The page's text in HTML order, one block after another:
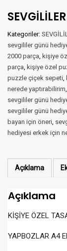
Kategoriler:
sevgililer günü
2000 parça, kişiye
parça, kişiye özel
puzzle çiçek sepeti,
nerede yaptırabilirim,
sevgililer günü
sevgililer günü
bayan için öneri,
hediyesi erkek için ne
Açıklama
Açıklama
KİŞİYE ÖZEL
YAPBOZLAR A4